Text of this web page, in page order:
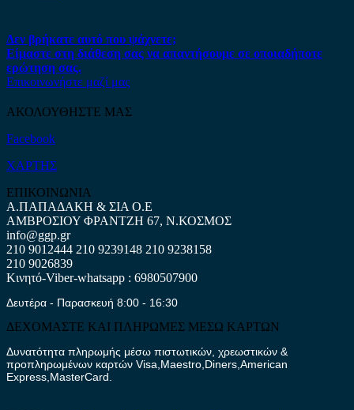
Δεν βρήκατε αυτό που ψάχνετε;
Είμαστε στη διάθεση σας να απαντήσουμε σε οποιαδήποτε
ερώτηση σας.
Επικοινωνήστε μαζί μας
ΑΚΟΛΟΥΘΗΣΤΕ ΜΑΣ
Facebook
ΧΑΡΤΗΣ
ΕΠΙΚΟΙΝΩΝΙΑ
Α.ΠΑΠΑΔΑΚΗ & ΣΙΑ Ο.Ε
ΑΜΒΡΟΣΙΟΥ ΦΡΑΝΤΖΗ 67, Ν.ΚΟΣΜΟΣ
info@ggp.gr
210 9012444 210 9239148 210 9238158
210 9026839
Κινητό-Viber-whatsapp : 6980507900
Δευτέρα - Παρασκευή 8:00 - 16:30
ΔΕΧΟΜΑΣΤΕ ΚΑΙ ΠΛΗΡΩΜΕΣ ΜΕΣΩ ΚΑΡΤΩΝ
Δυνατότητα πληρωμής μέσω πιστωτικών, χρεωστικών &
προπληρωμένων καρτών Visa,Maestro,Diners,American
Express,MasterCard.